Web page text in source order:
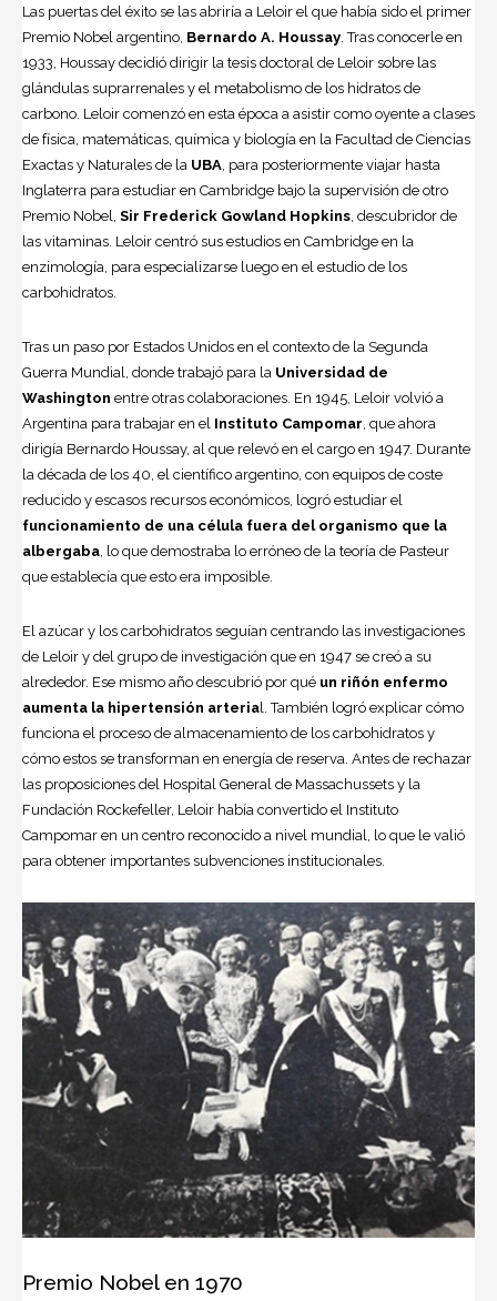
Las puertas del éxito se las abriría a Leloir el que había sido el primer
Premio Nobel argentino, Bernardo A. Houssay. Tras conocerle en
1933, Houssay decidió dirigir la tesis doctoral de Leloir sobre las
glándulas suprarrenales y el metabolismo de los hidratos de
carbono. Leloir comenzó en esta época a asistir como oyente a clases
de física, matemáticas, química y biología en la Facultad de Ciencias
Exactas y Naturales de la UBA, para posteriormente viajar hasta
Inglaterra para estudiar en Cambridge bajo la supervisión de otro
Premio Nobel, Sir Frederick Gowland Hopkins, descubridor de
las vitaminas. Leloir centró sus estudios en Cambridge en la
enzimología, para especializarse luego en el estudio de los
carbohidratos.
Tras un paso por Estados Unidos en el contexto de la Segunda
Guerra Mundial, donde trabajó para la Universidad de
Washington entre otras colaboraciones. En 1945, Leloir volvió a
Argentina para trabajar en el Instituto Campomar, que ahora
dirigía Bernardo Houssay, al que relevó en el cargo en 1947. Durante
la década de los 40, el científico argentino, con equipos de coste
reducido y escasos recursos económicos, logró estudiar el
funcionamiento de una célula fuera del organismo que la
albergaba, lo que demostraba lo erróneo de la teoría de Pasteur
que establecía que esto era imposible.
El azúcar y los carbohidratos seguían centrando las investigaciones
de Leloir y del grupo de investigación que en 1947 se creó a su
alrededor. Ese mismo año descubrió por qué un riñón enfermo
aumenta la hipertensión arterial. También logró explicar cómo
funciona el proceso de almacenamiento de los carbohidratos y
cómo estos se transforman en energía de reserva. Antes de rechazar
las proposiciones del Hospital General de Massachussets y la
Fundación Rockefeller, Leloir había convertido el Instituto
Campomar en un centro reconocido a nivel mundial, lo que le valió
para obtener importantes subvenciones institucionales.
Premio Nobel en 1970